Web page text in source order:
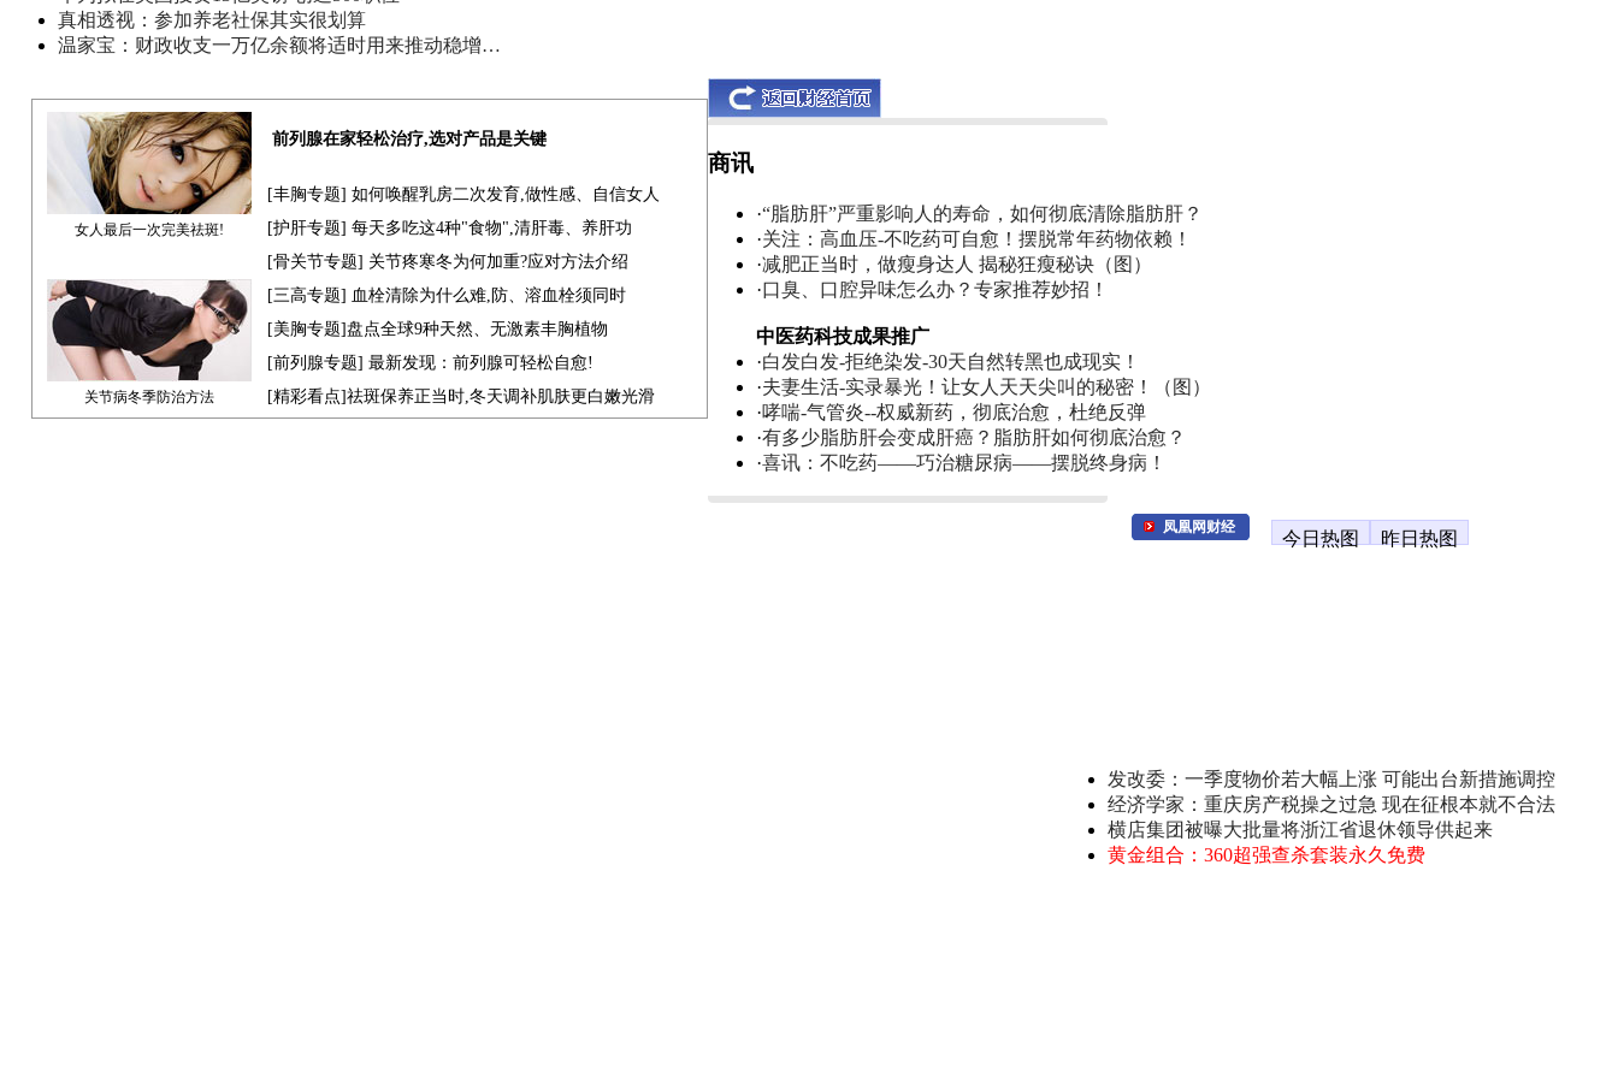
真相透视：参加养老社保其实很划算
温家宝：财政收支一万亿余额将适时用来推动稳增…
女人最后一次完美祛斑!
前列腺在家轻松治疗,选对产品是关键
[丰胸专题] 如何唤醒乳房二次发育,做性感、自信女人
[护肝专题] 每天多吃这4种"食物",清肝毒、养肝功
[骨关节专题] 关节疼寒冬为何加重?应对方法介绍
关节病冬季防治方法
[三高专题] 血栓清除为什么难,防、溶血栓须同时
[美胸专题]盘点全球9种天然、无激素丰胸植物
[前列腺专题] 最新发现：前列腺可轻松自愈!
[精彩看点]祛斑保养正当时,冬天调补肌肤更白嫩光滑
商讯
·“脂肪肝”严重影响人的寿命，如何彻底清除脂肪肝？
·关注：高血压-不吃药可自愈！摆脱常年药物依赖！
·减肥正当时，做瘦身达人 揭秘狂瘦秘诀（图）
·口臭、口腔异味怎么办？专家推荐妙招！
中医药科技成果推广
·白发白发-拒绝染发-30天自然转黑也成现实！
·夫妻生活-实录暴光！让女人天天尖叫的秘密！（图）
·哮喘-气管炎--权威新药，彻底治愈，杜绝反弹
·有多少脂肪肝会变成肝癌？脂肪肝如何彻底治愈？
·喜讯：不吃药——巧治糖尿病——摆脱终身病！
凤凰网财经
今日热图 昨日热图
发改委：一季度物价若大幅上涨 可能出台新措施调控
经济学家：重庆房产税操之过急 现在征根本就不合法
横店集团被曝大批量将浙江省退休领导供起来
黄金组合：360超强查杀套装永久免费